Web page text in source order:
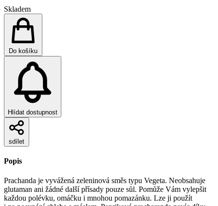
Skladem
Do košíku
Hlídat dostupnost
sdílet
Popis
Prachanda je vyvážená zeleninová směs typu Vegeta. Neobsahuje
glutaman ani žádné další přísady pouze sůl. Pomůže Vám vylepšit
každou polévku, omáčku i mnohou pomazánku. Lze ji použít